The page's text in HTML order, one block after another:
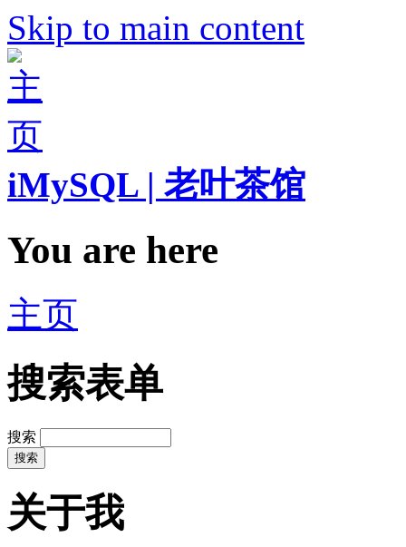
Skip to main content
iMySQL | 老叶茶馆
You are here
主页
搜索表单
搜索
关于我